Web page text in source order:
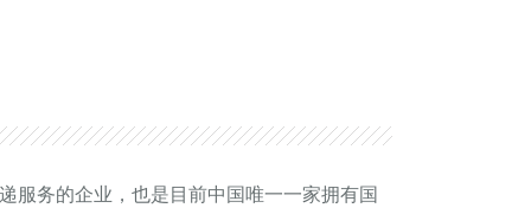
服务的企业，也是目前中国唯一一家拥有国